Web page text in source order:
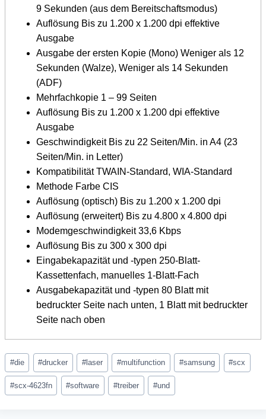
9 Sekunden (aus dem Bereitschaftsmodus)
Auflösung Bis zu 1.200 x 1.200 dpi effektive
Ausgabe
Ausgabe der ersten Kopie (Mono) Weniger als 12
Sekunden (Walze), Weniger als 14 Sekunden
(ADF)
Mehrfachkopie 1 – 99 Seiten
Auflösung Bis zu 1.200 x 1.200 dpi effektive
Ausgabe
Geschwindigkeit Bis zu 22 Seiten/Min. in A4 (23
Seiten/Min. in Letter)
Kompatibilität TWAIN-Standard, WIA-Standard
Methode Farbe CIS
Auflösung (optisch) Bis zu 1.200 x 1.200 dpi
Auflösung (erweitert) Bis zu 4.800 x 4.800 dpi
Modemgeschwindigkeit 33,6 Kbps
Auflösung Bis zu 300 x 300 dpi
Eingabekapazität und -typen 250-Blatt-
Kassettenfach, manuelles 1-Blatt-Fach
Ausgabekapazität und -typen 80 Blatt mit
bedruckter Seite nach unten, 1 Blatt mit bedruckter
Seite nach oben
Schlagworte:
#die #drucker #laser #multifunction #samsung #scx
#scx-4623fn #software #treiber #und